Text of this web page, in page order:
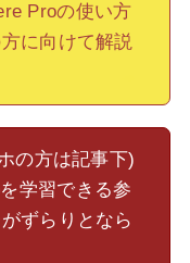
Proの使い方
に向けて解説
の方は記事下)
学習できる参
ずらりとなら